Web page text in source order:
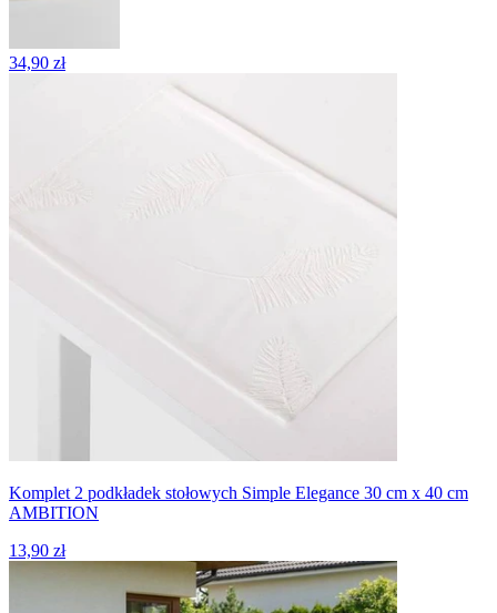
34,90 zł
Komplet 2 podkładek stołowych Simple Elegance 30 cm x 40 cm
AMBITION
13,90 zł